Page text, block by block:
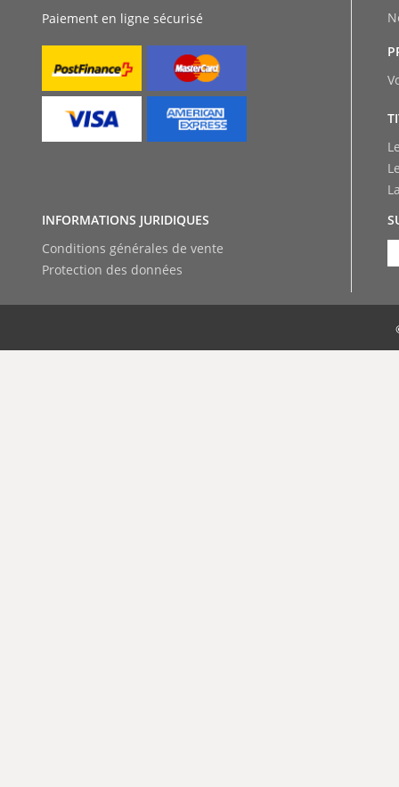
Protection des données
Conditions générales de vente
INFORMATIONS JURIDIQUES
Paiement en ligne sécurisé